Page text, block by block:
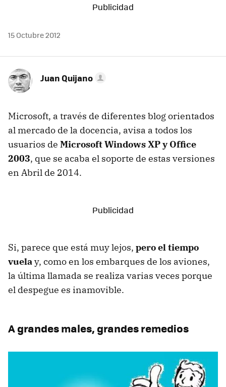
15 Octubre 2012
Juan Quijano
Microsoft, a través de diferentes blog orientados
al mercado de la docencia, avisa a todos los
usuarios de Microsoft Windows XP y Office
2003, que se acaba el soporte de estas versiones
en Abril de 2014.
Si, parece que está muy lejos, pero el tiempo
vuelay, como en los embarques de los aviones,
la última llamada se realiza varias veces porque
el despegue es inamovible.
A grandes males, grandes remedios